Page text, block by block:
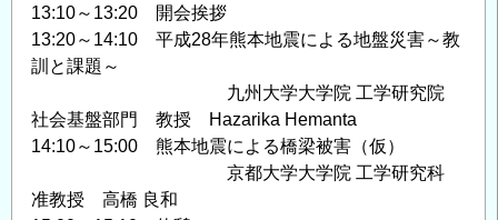
13:10～13:20 開会挨拶
13:20～14:10 平成28年熊本地震による地盤災害～教
訓と課題～
九州大学大学院 工学研究院
社会基盤部門 教授 Hazarika Hemanta
14:10～15:00 熊本地震による橋梁被害（仮）
京都大学大学院 工学研究科
准教授 高橋 良和